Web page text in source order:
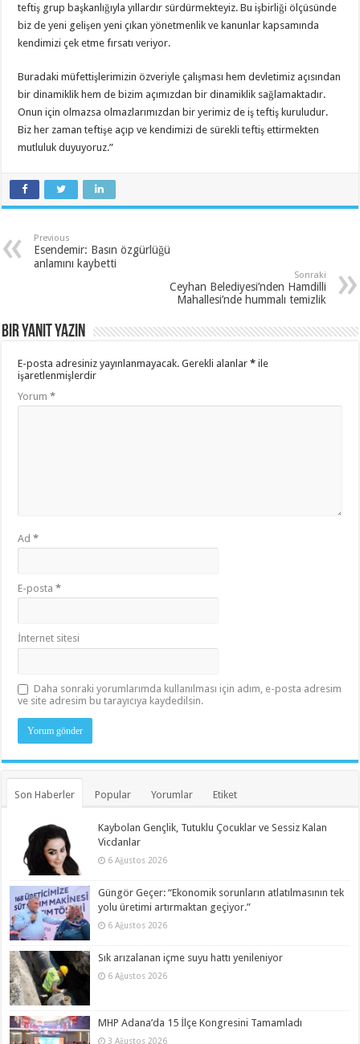
teftiş grup başkanlığıyla yıllardır sürdürmekteyiz. Bu işbirliği ölçüsünde
biz de yeni gelişen yeni çıkan yönetmenlik ve kanunlar kapsamında
kendimizi çek etme fırsatı veriyor.
Buradaki müfettişlerimizin özveriyle çalışması hem devletimiz açısından
bir dinamiklik hem de bizim açımızdan bir dinamiklik sağlamaktadır.
Onun için olmazsa olmazlarımızdan bir yerimiz de iş teftiş kuruludur.
Biz her zaman teftişe açıp ve kendimizi de sürekli teftiş ettirmekten
mutluluk duyuyoruz.”
Previous
Esendemir: Basın özgürlüğü
anlamını kaybetti
Sonraki
Ceyhan Belediyesi’nden Hamdilli
Mahallesi’nde hummalı temizlik
Bir yanıt yazın
E-posta adresiniz yayınlanmayacak. Gerekli alanlar* ile
işaretlenmişlerdir
Yorum*
Ad*
E-posta*
İnternet sitesi
Daha sonraki yorumlarımda kullanılması için adım, e-posta adresim
ve site adresim bu tarayıcıya kaydedilsin.
Son Haberler Popular Yorumlar Etiket
Kaybolan Gençlik, Tutuklu Çocuklar ve Sessiz Kalan
Vicdanlar
6 Ağustos 2026
Güngör Geçer: “Ekonomik sorunların atlatılmasının tek
yolu üretimi artırmaktan geçiyor.”
6 Ağustos 2026
Sık arızalanan içme suyu hattı yenileniyor
6 Ağustos 2026
MHP Adana’da 15 İlçe Kongresini Tamamladı
3 Ağustos 2026